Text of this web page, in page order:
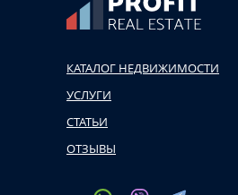
КАТАЛОГ НЕДВИЖИМОСТИ
УСЛУГИ
СТАТЬИ
ОТЗЫВЫ